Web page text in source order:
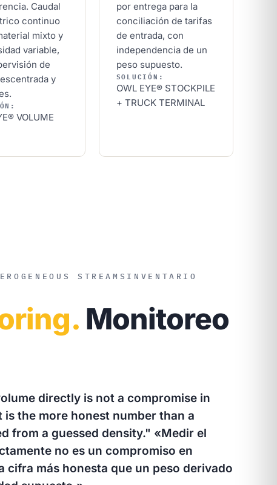
Caudal
continuo
mixto y
variable,
de
y
VOLUME
por entrega para la
conciliación de tarifas
de entrada, con
independencia de un
peso supuesto.
SOLUCIÓN:
OWL EYE® STOCKPILE
+ TRUCK TERMINAL
STREAMS INVENTARIO
Monitoreo
directly is not a compromise in
the more honest number than a
from a guessed density." «Medir el
no es un compromiso en
cifra más honesta que un peso derivado